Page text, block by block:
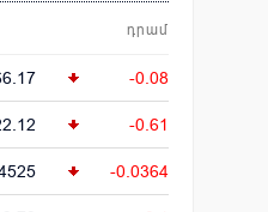
դրամ
-0.08
-0.61
-0.0364